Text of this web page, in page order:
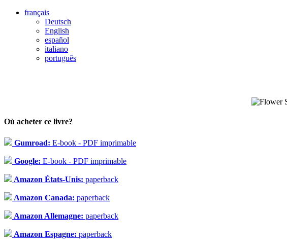
français
Deutsch
English
español
italiano
português
Où acheter ce livre?
Gumroad: E-book - PDF imprimable
Google: E-book - PDF imprimable
Amazon États-Unis: paperback
Amazon Canada: paperback
Amazon Allemagne: paperback
Amazon Espagne: paperback